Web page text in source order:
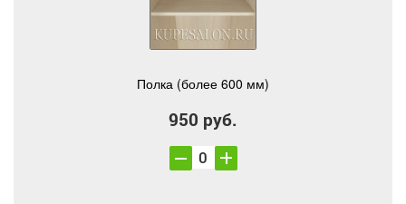
Полка (более 600 мм)
950 руб.